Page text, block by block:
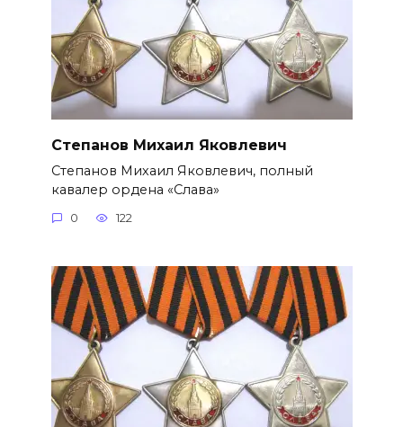
Степанов Михаил Яковлевич
Степанов Михаил Яковлевич, полный
кавалер ордена «Слава»
0 122